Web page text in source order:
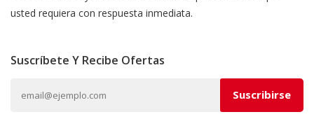
usted requiera con respuesta inmediata.
Suscríbete Y Recibe Ofertas